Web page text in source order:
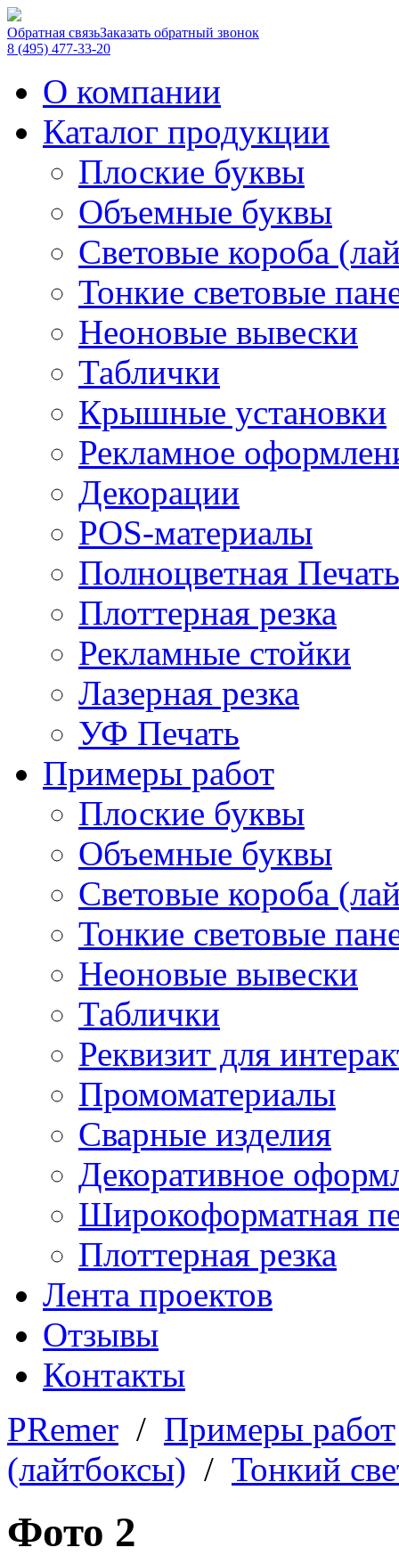
Обратная связьЗаказать обратный звонок
8 (495) 477-33-20
О компании
Каталог продукции
Плоские буквы
Объемные буквы
Световые короба
Тонкие световые
Неоновые вывески
Таблички
Крышные установки
Рекламное
Декорации
POS-материалы
Полноцветная Печать
Плоттерная резка
Рекламные стойки
Лазерная резка
УФ Печать
Примеры работ
Плоские буквы
Объемные буквы
Световые короба
Тонкие световые
Неоновые вывески
Таблички
Реквизит для
Промоматериалы
Сварные изделия
Декоративное
Широкоформатная
Плоттерная резка
Лента проектов
Отзывы
Контакты
PRemer / Примеры работ
(лайтбоксы) / Тонкий
Фото 2